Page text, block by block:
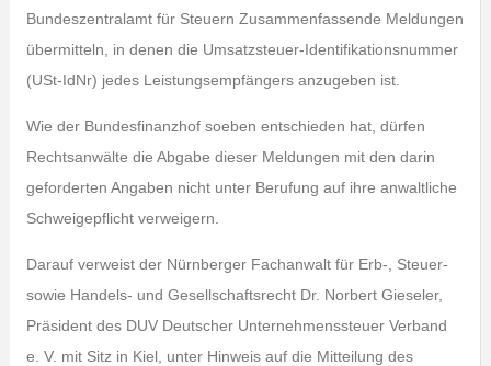
Bundeszentralamt für Steuern Zusammenfassende Meldungen
übermitteln, in denen die Umsatzsteuer-Identifikationsnummer
(USt-IdNr) jedes Leistungsempfängers anzugeben ist.
Wie der Bundesfinanzhof soeben entschieden hat, dürfen
Rechtsanwälte die Abgabe dieser Meldungen mit den darin
geforderten Angaben nicht unter Berufung auf ihre anwaltliche
Schweigepflicht verweigern.
Darauf verweist der Nürnberger Fachanwalt für Erb-, Steuer-
sowie Handels- und Gesellschaftsrecht Dr. Norbert Gieseler,
Präsident des DUV Deutscher Unternehmenssteuer Verband
e. V. mit Sitz in Kiel, unter Hinweis auf die Mitteilung des